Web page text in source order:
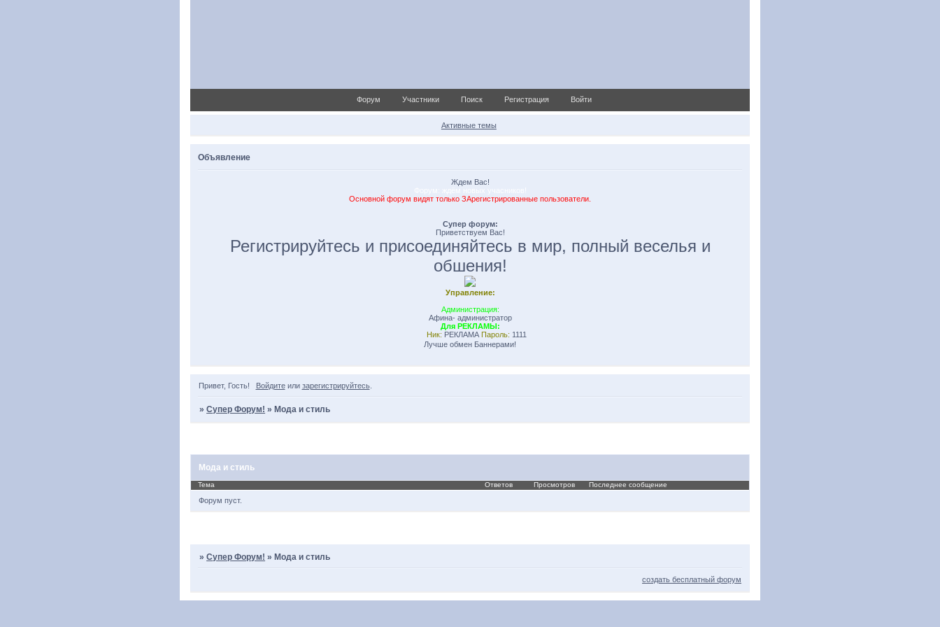
Форум Участники Поиск Регистрация Войти
Активные темы
Объявление
Ждем Вас!
Основной форум видят только ЗАрегистрированные пользователи.
Супер форум:
Приветствуем Вас!
Регистрируйтесь и присоединяйтесь в мир, полный веселья и
обшения!
Управление:
Администрация:
Афина- администратор
Для РЕКЛАМЫ:
Ник:РЕКЛАМАПароль:1111
Лучше обмен Баннерами!
Привет, Гость! Войдитеили зарегистрируйтесь.
»Супер Форум! »Мода и стиль
Мода и стиль
Тема Ответов Просмотров Последнее сообщение
Форум пуст.
»Супер Форум! » Мода и стиль
создать бесплатный форум